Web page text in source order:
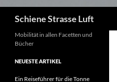
Schiene Strasse Luft
Mobilität in allen Facetten und
Bücher
NEUESTE ARTIKEL
Ein Reiseführer für die Tonne